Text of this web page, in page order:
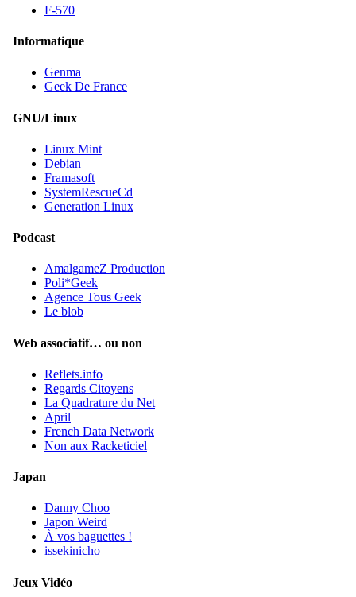
F-570
Informatique
Genma
Geek De France
GNU/Linux
Linux Mint
Debian
Framasoft
SystemRescueCd
Generation Linux
Podcast
AmalgameZ Production
Poli*Geek
Agence Tous Geek
Le blob
Web associatif… ou non
Reflets.info
Regards Citoyens
La Quadrature du Net
April
French Data Network
Non aux Racketiciel
Japan
Danny Choo
Japon Weird
À vos baguettes !
issekinicho
Jeux Vidéo